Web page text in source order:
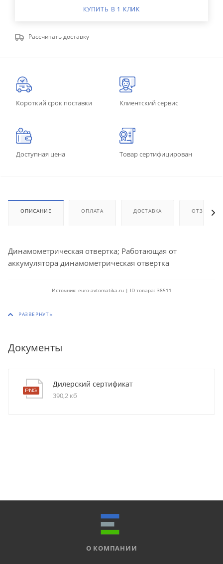
КУПИТЬ В 1 КЛИК
Рассчитать доставку
Короткий срок поставки Клиентский сервис
Доступная цена Товар сертифицирован
ОПИСАНИЕ ОПЛАТА ДОСТАВКА ОТЗЫВЫ
Динамометрическая отвертка; Работающая от
аккумулятора динамометрическая отвертка
Источник: euro-avtomatika.ru | ID товара: 38511
Документы
Дилерский сертификат
390,2 кб
О КОМПАНИИ